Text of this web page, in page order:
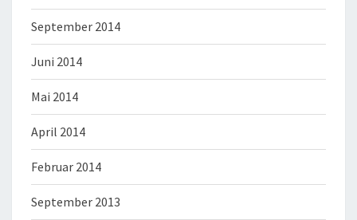
September 2014
Juni 2014
Mai 2014
April 2014
Februar 2014
September 2013